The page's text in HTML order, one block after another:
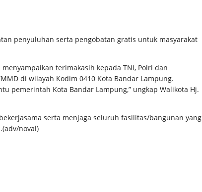
penyuluhan serta pengobatan gratis untuk masyarakat
terimakasih kepada TNI, Polri dan
di wilayah Kodim 0410 Kota Bandar Lampung.
pemerintah Kota Bandar Lampung,” ungkap Walikota Hj.
serta menjaga seluruh fasilitas/bangunan yang
noval)